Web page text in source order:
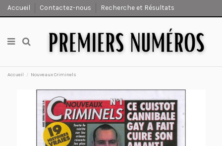
Accueil Contactez-nous Recherche et Résultats
Accueil Nouveaux Criminels